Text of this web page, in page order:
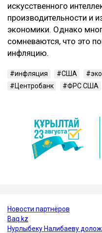
искусственного
производительности и
экономики. Однако
сомневаются, что это
инфляцию.
инфляция США
Центробанк
ФРС США